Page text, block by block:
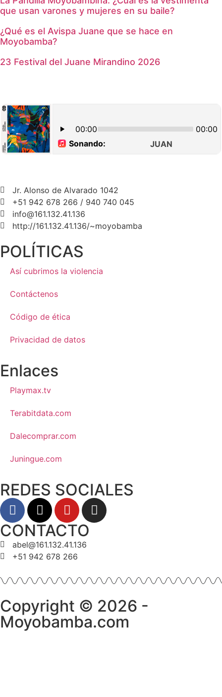
que usan varones y mujeres en su baile?
¿Qué es el Avispa Juane que se hace en
Moyobamba?
23 Festival del Juane Mirandino 2026
Jr. Alonso de Alvarado 1042
+51 942 678 266 / 940 740 045
info@161.132.41.136
http://161.132.41.136/~moyobamba
POLÍTICAS
Así cubrimos la violencia
Contáctenos
Código de ética
Privacidad de datos
Enlaces
Playmax.tv
Terabitdata.com
Dalecomprar.com
Juningue.com
REDES SOCIALES
CONTACTO
abel@161.132.41.136
+51 942 678 266
Copyright © 2026 -
Moyobamba.com